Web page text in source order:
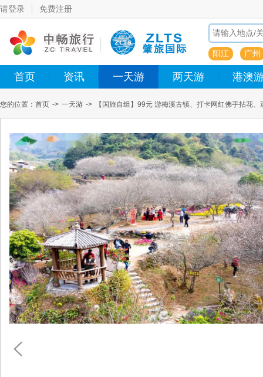
请登录 免费注册
阳江 广州
首页 资讯 一天游 两天游 港澳
您的位置： 首页 -> 一天游 -> 【国旅自组】99元 游梅溪古镇、打卡网红佛手拈花